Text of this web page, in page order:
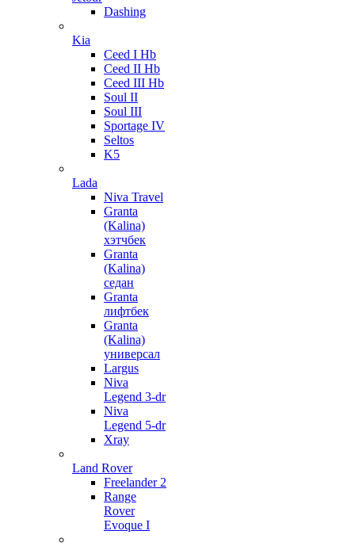
Dashing
Kia
Ceed I Hb
Ceed II Hb
Ceed III Hb
Soul II
Soul III
Sportage IV
Seltos
K5
Lada
Niva Travel
Granta
(Kalina)
хэтчбек
Granta
(Kalina)
седан
Granta
лифтбек
Granta
(Kalina)
универсал
Largus
Niva
Legend 3-dr
Niva
Legend 5-dr
Xray
Land Rover
Freelander 2
Range
Rover
Evoque I